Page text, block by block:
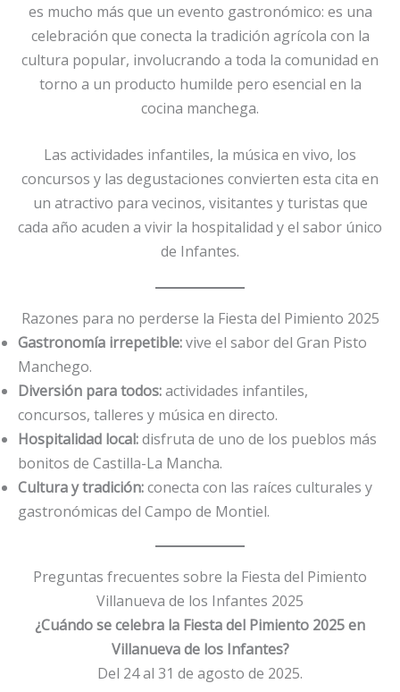
es mucho más que un evento gastronómico: es una
celebración que conecta la tradición agrícola con la
cultura popular, involucrando a toda la comunidad en
torno a un producto humilde pero esencial en la
cocina manchega.
Las actividades infantiles, la música en vivo, los
concursos y las degustaciones convierten esta cita en
un atractivo para vecinos, visitantes y turistas que
cada año acuden a vivir la hospitalidad y el sabor único
de Infantes.
Razones para no perderse la Fiesta del Pimiento 2025
Gastronomía irrepetible:vive el sabor del Gran Pisto
Manchego.
Diversión para todos:actividades infantiles,
concursos, talleres y música en directo.
Hospitalidad local:disfruta de uno de los pueblos más
bonitos de Castilla-La Mancha.
Cultura y tradición:conecta con las raíces culturales y
gastronómicas del Campo de Montiel.
Preguntas frecuentes sobre la Fiesta del Pimiento
Villanueva de los Infantes 2025
¿Cuándo se celebra la Fiesta del Pimiento 2025 en
Villanueva de los Infantes?
Del 24 al 31 de agosto de 2025.